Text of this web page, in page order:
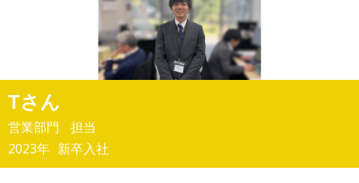
Tさん
営業部門
担当
2023年 新卒入社